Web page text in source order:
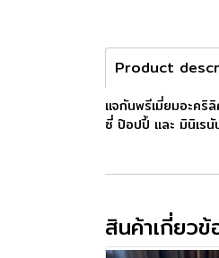
Product
แจกันพรีเมี่ยมอะคริ
ซี่ ป๊อปปี้ และ มินิเร
สินค้าเกี่ยวข้